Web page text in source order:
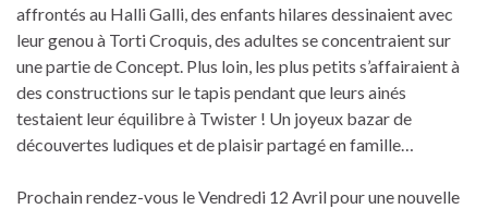
affrontés au Halli Galli, des enfants hilares dessinaient avec
leur genou à Torti Croquis, des adultes se concentraient sur
une partie de Concept. Plus loin, les plus petits s’affairaient à
des constructions sur le tapis pendant que leurs ainés
testaient leur équilibre à Twister ! Un joyeux bazar de
découvertes ludiques et de plaisir partagé en famille…
Prochain rendez-vous le Vendredi 12 Avril pour une nouvelle